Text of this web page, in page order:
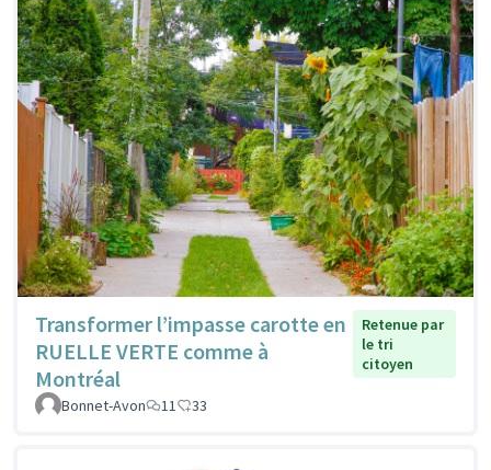
Transformer l’impasse carotte en
RUELLE VERTE comme à
Montréal
Retenue par
le tri
citoyen
Bonnet-Avon 11 33